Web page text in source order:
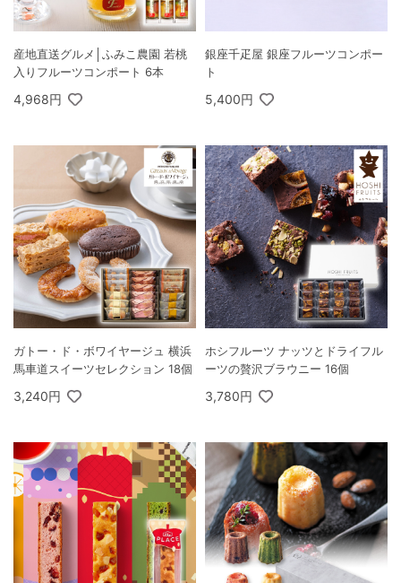
産地直送グルメ│ふみこ農園 若桃
入りフルーツコンポート 6本
4,968円
銀座千疋屋 銀座フルーツコンポー
ト
5,400円
ガトー・ド・ボワイヤージュ 横浜
馬車道スイーツセレクション 18個
3,240円
ホシフルーツ ナッツとドライフル
ーツの贅沢ブラウニー 16個
3,780円